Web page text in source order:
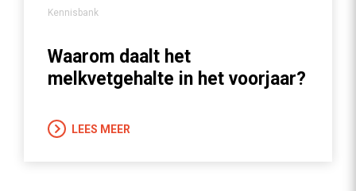
Kennisbank
Waarom daalt het
melkvetgehalte in het voorjaar?
LEES MEER